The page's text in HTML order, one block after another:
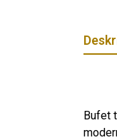
Bufet